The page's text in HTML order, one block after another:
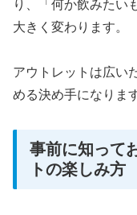
り、「何か飲みたい
大きく変わります。
アウトレットは広い
める決め手になりま
事前に知って
トの楽しみ方